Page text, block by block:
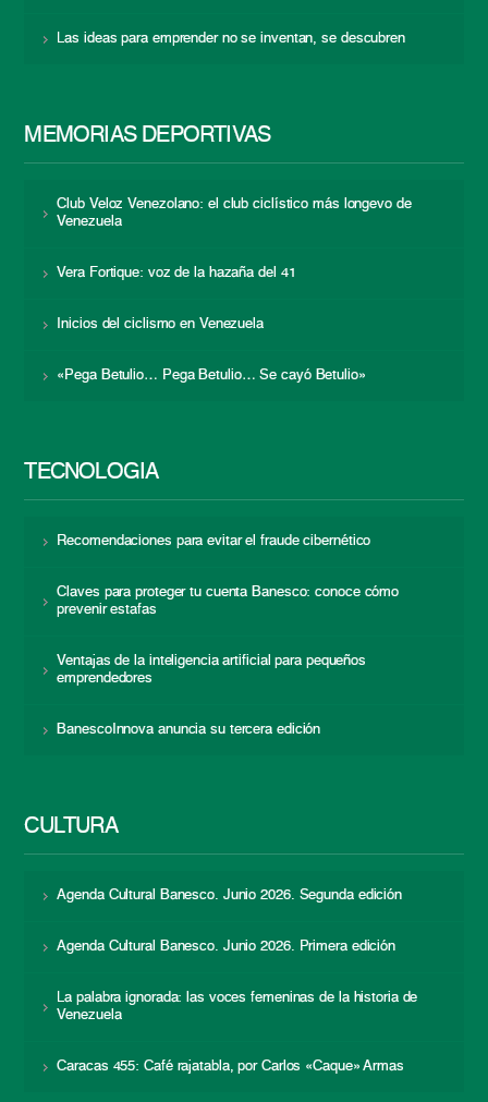
Las ideas para emprender no se inventan, se descubren
MEMORIAS DEPORTIVAS
Club Veloz Venezolano: el club ciclístico más longevo de
Venezuela
Vera Fortique: voz de la hazaña del 41
Inicios del ciclismo en Venezuela
«Pega Betulio… Pega Betulio… Se cayó Betulio»
TECNOLOGÍA
Recomendaciones para evitar el fraude cibernético
Claves para proteger tu cuenta Banesco: conoce cómo
prevenir estafas
Ventajas de la inteligencia artificial para pequeños
emprendedores
BanescoInnova anuncia su tercera edición
CULTURA
Agenda Cultural Banesco. Junio 2026. Segunda edición
Agenda Cultural Banesco. Junio 2026. Primera edición
La palabra ignorada: las voces femeninas de la historia de
Venezuela
Caracas 455: Café rajatabla, por Carlos «Caque» Armas